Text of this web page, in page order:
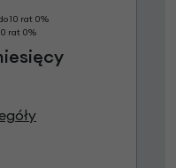
10 rat 0%
rat 0%